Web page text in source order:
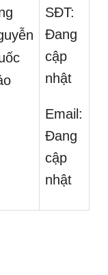
SĐT:
Đang
cập
nhật
Email:
Đang
cập
nhật